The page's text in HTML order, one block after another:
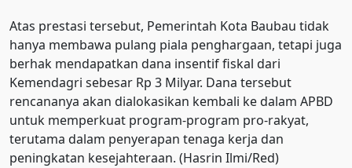
Atas prestasi tersebut, Pemerintah Kota Baubau tidak
hanya membawa pulang piala penghargaan, tetapi juga
berhak mendapatkan dana insentif fiskal dari
Kemendagri sebesar Rp 3 Milyar. Dana tersebut
rencananya akan dialokasikan kembali ke dalam APBD
untuk memperkuat program-program pro-rakyat,
terutama dalam penyerapan tenaga kerja dan
peningkatan kesejahteraan. (Hasrin Ilmi/Red)